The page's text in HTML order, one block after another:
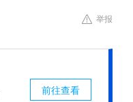
举报
前往查看